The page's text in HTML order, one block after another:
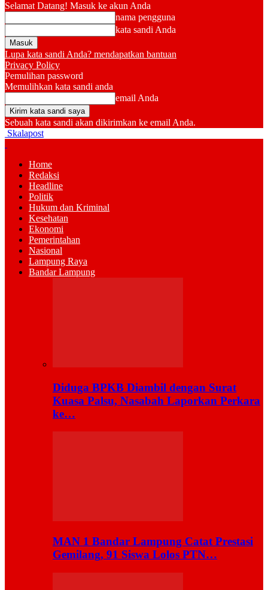
Selamat Datang! Masuk ke akun Anda
nama pengguna
kata sandi Anda
Lupa kata sandi Anda? mendapatkan bantuan
Privacy Policy
Pemulihan password
Memulihkan kata sandi anda
email Anda
Sebuah kata sandi akan dikirimkan ke email Anda.
Skalapost
Home
Redaksi
Headline
Politik
Hukum dan Kriminal
Kesehatan
Ekonomi
Pemerintahan
Nasional
Lampung Raya
Bandar Lampung
Diduga BPKB Diambil dengan Surat
Kuasa Palsu, Nasabah Laporkan Perkara
ke…
MAN 1 Bandar Lampung Catat Prestasi
Gemilang, 91 Siswa Lolos PTN…